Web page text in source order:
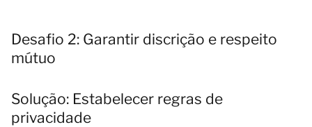
Desafio 2: Garantir discrição e respeito
mútuo
Solução: Estabelecer regras de
privacidade